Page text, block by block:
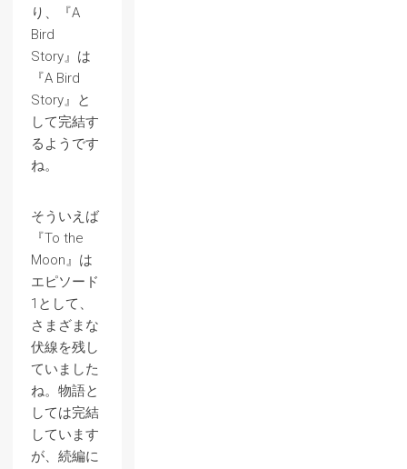
り、『A
Bird
Story』は
『A Bird
Story』と
して完結す
るようです
ね。
そういえば
『To the
Moon』は
エピソード
1として、
さまざまな
伏線を残し
ていました
ね。物語と
しては完結
しています
が、続編に